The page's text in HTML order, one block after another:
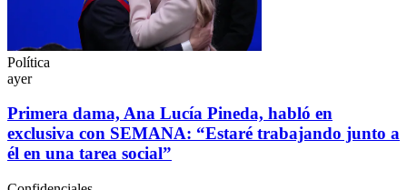
Política
ayer
Primera dama, Ana Lucía Pineda, habló en
exclusiva con SEMANA: “Estaré trabajando junto a
él en una tarea social”